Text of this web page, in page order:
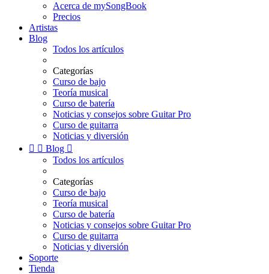
Acerca de mySongBook
Precios
Artistas
Blog
Todos los artículos
Categorías
Curso de bajo
Teoría musical
Curso de batería
Noticias y consejos sobre Guitar Pro
Curso de guitarra
Noticias y diversión
  Blog 
Todos los artículos
Categorías
Curso de bajo
Teoría musical
Curso de batería
Noticias y consejos sobre Guitar Pro
Curso de guitarra
Noticias y diversión
Soporte
Tienda